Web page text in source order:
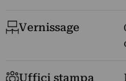
Vernissage
Uffici stampa